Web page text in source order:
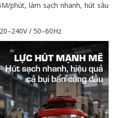
phút, làm sạch nhanh, hút sâu
/ 50–60Hz